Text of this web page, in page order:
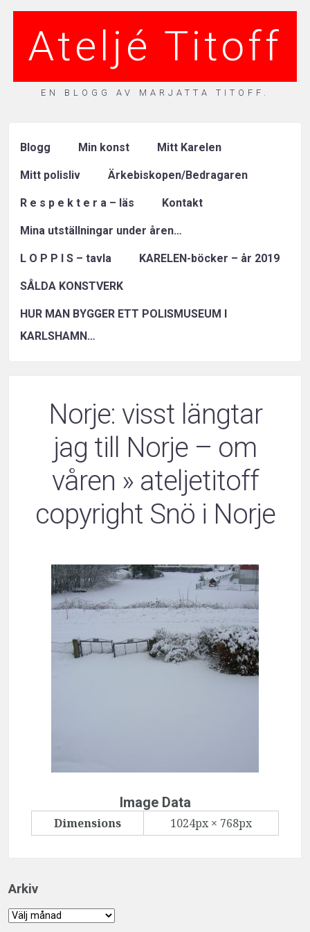
Ateljé Titoff
EN BLOGG AV MARJATTA TITOFF.
Blogg Min konst Mitt Karelen
Mitt polisliv Ärkebiskopen/Bedragaren
R e s p e k t e r a – läs Kontakt
Mina utställningar under åren…
L O P P I S – tavla KARELEN-böcker – år 2019
SÅLDA KONSTVERK
HUR MAN BYGGER ETT POLISMUSEUM I
KARLSHAMN…
Norje: visst längtar
jag till Norje – om
våren » ateljetitoff
copyright Snö i Norje
Image Data
Dimensions 1024px × 768px
Arkiv
Arkiv